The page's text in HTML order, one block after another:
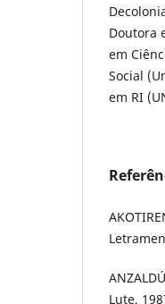
Doutora
em
Social
em RI
Lute,